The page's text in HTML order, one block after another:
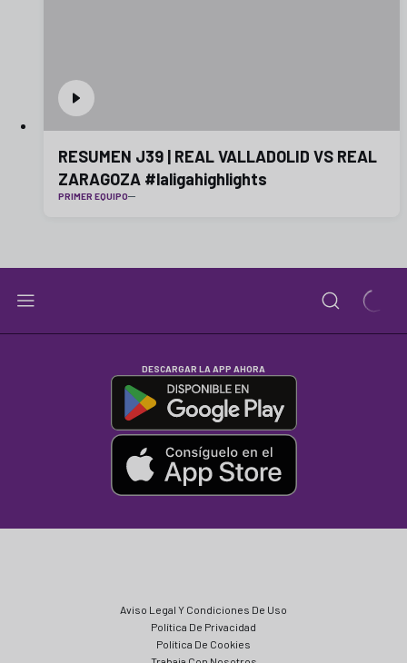
RESUMEN J39 | REAL VALLADOLID VS REAL
ZARAGOZA #laligahighlights
PRIMER EQUIPO
DESCARGAR LA APP AHORA
Aviso Legal Y Condiciones De Uso
Política De Privacidad
Política De Cookies